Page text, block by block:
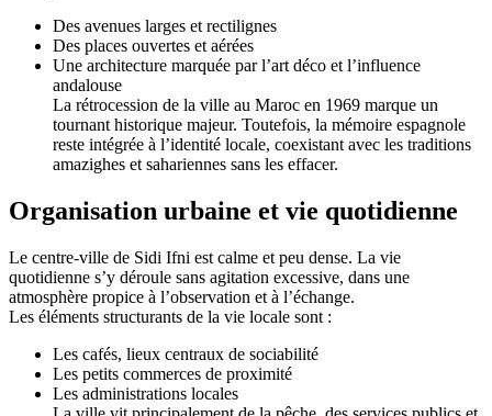
Des avenues larges et rectilignes
Des places ouvertes et aérées
Une architecture marquée par l’art déco et l’influence
andalouse
La rétrocession de la ville au Maroc en 1969 marque un
tournant historique majeur. Toutefois, la mémoire espagnole
reste intégrée à l’identité locale, coexistant avec les traditions
amazighes et sahariennes sans les effacer.
Organisation urbaine et vie quotidienne
Le centre-ville de Sidi Ifni est calme et peu dense. La vie
quotidienne s’y déroule sans agitation excessive, dans une
atmosphère propice à l’observation et à l’échange.
Les éléments structurants de la vie locale sont :
Les cafés, lieux centraux de sociabilité
Les petits commerces de proximité
Les administrations locales